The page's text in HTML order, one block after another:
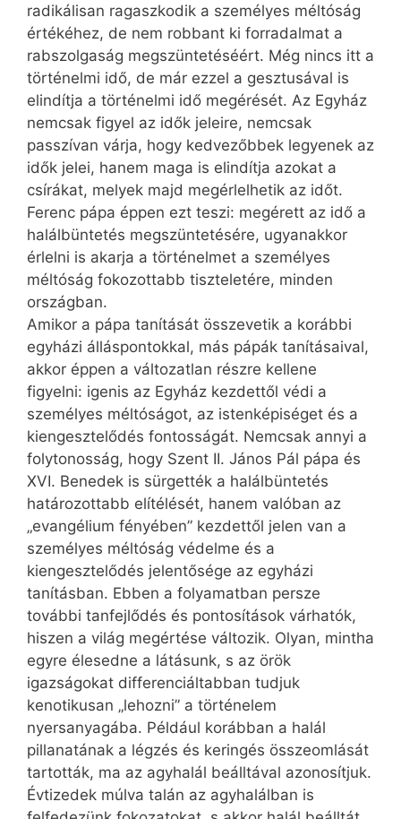
radikálisan ragaszkodik a személyes méltóság
értékéhez, de nem robbant ki forradalmat a
rabszolgaság megszüntetéséért. Még nincs itt a
történelmi idő, de már ezzel a gesztusával is
elindítja a történelmi idő megérését. Az Egyház
nemcsak figyel az idők jeleire, nemcsak
passzívan várja, hogy kedvezőbbek legyenek az
idők jelei, hanem maga is elindítja azokat a
csírákat, melyek majd megérlelhetik az időt.
Ferenc pápa éppen ezt teszi: megérett az idő a
halálbüntetés megszüntetésére, ugyanakkor
érlelni is akarja a történelmet a személyes
méltóság fokozottabb tiszteletére, minden
országban.
Amikor a pápa tanítását összevetik a korábbi
egyházi álláspontokkal, más pápák tanításaival,
akkor éppen a változatlan részre kellene
figyelni: igenis az Egyház kezdettől védi a
személyes méltóságot, az istenképiséget és a
kiengesztelődés fontosságát. Nemcsak annyi a
folytonosság, hogy Szent II. János Pál pápa és
XVI. Benedek is sürgették a halálbüntetés
határozottabb elítélését, hanem valóban az
„evangélium fényében” kezdettől jelen van a
személyes méltóság védelme és a
kiengesztelődés jelentősége az egyházi
tanításban. Ebben a folyamatban persze
további tanfejlődés és pontosítások várhatók,
hiszen a világ megértése változik. Olyan, mintha
egyre élesedne a látásunk, s az örök
igazságokat differenciáltabban tudjuk
kenotikusan „lehozni” a történelem
nyersanyagába. Például korábban a halál
pillanatának a légzés és keringés összeomlását
tartották, ma az agyhalál beálltával azonosítjuk.
Évtizedek múlva talán az agyhalálban is